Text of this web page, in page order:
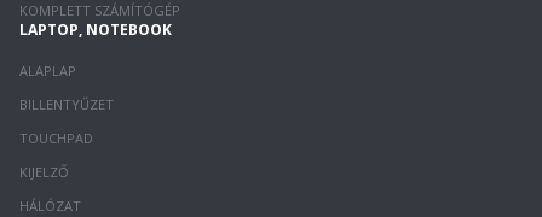
KOMPLETT SZÁMÍTÓGÉP
LAPTOP, NOTEBOOK
ALAPLAP
BILLENTYŰZET
TOUCHPAD
KIJELZŐ
HÁLÓZAT